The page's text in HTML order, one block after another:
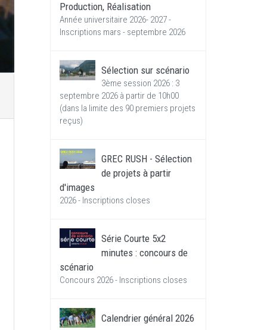
Production, Réalisation
Année universitaire 2026- 2027 -
Inscriptions mars - septembre 2026
Sélection sur scénario
3ème session 2026 : 3
septembre 2026 à partir de 10h00
(dans la limite des 90 premiers projets
reçus)
GREC RUSH - Sélection
de projets à partir
d'images
2026 - Inscriptions closes
Série Courte 5x2
minutes : concours de
scénario
Concours 2026 - Inscriptions closes
Calendrier général 2026